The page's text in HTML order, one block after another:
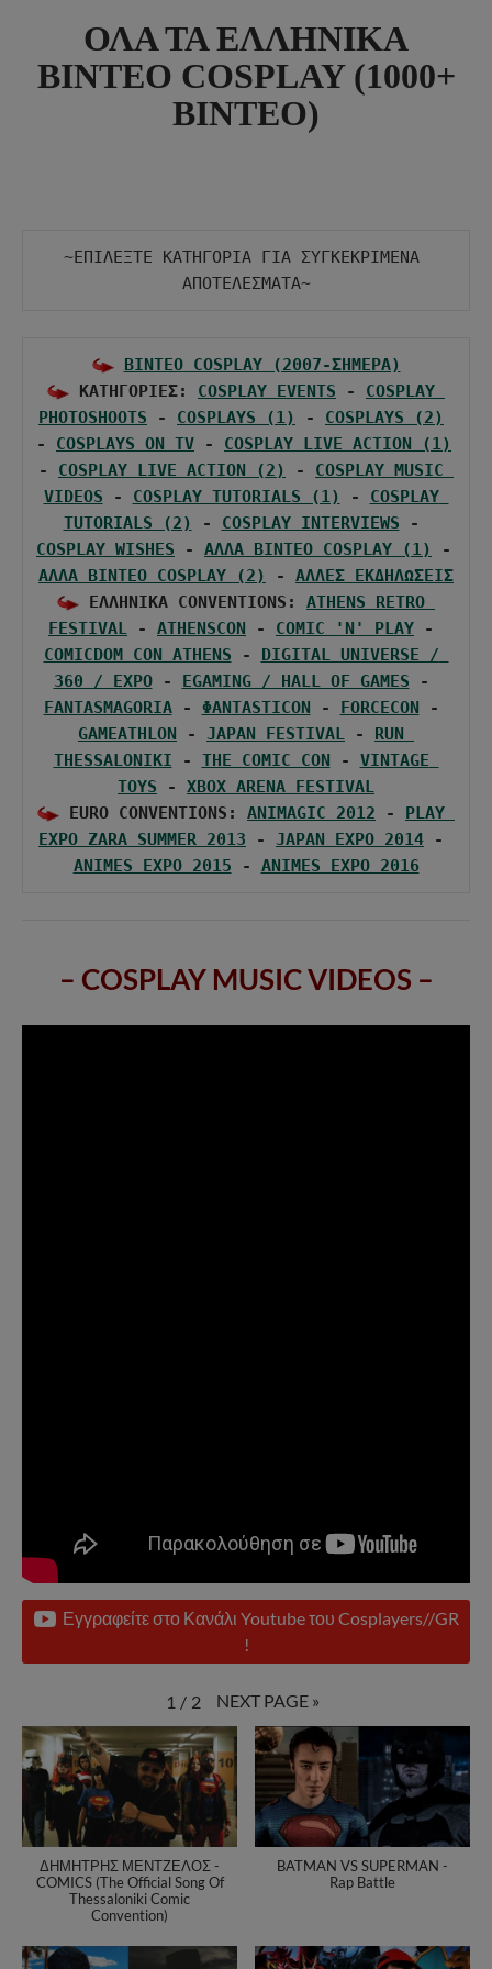
ΟΛΑ ΤΑ ΕΛΛΗΝΙΚΑ
BINTEO COSPLAY (1000+
ΒΙΝΤΕΟ)
~ΕΠΙΛΕΞΤΕ ΚΑΤΗΓΟΡΙΑ ΓΙΑ ΣΥΓΚΕΚΡΙΜΕΝΑ
ΑΠΟΤΕΛΕΣΜΑΤΑ~
BINTEO COSPLAY (2007-ΣΗΜΕΡΑ)
ΚΑΤΗΓΟΡΙΕΣ: COSPLAY EVENTS - COSPLAY
PHOTOSHOOTS - COSPLAYS (1) - COSPLAYS (2)
- COSPLAYS ON TV - COSPLAY LIVE ACTION (1)
- COSPLAY LIVE ACTION (2) - COSPLAY MUSIC
VIDEOS - COSPLAY TUTORIALS (1) - COSPLAY
TUTORIALS (2) - COSPLAY INTERVIEWS
COSPLAY WISHES - ΑΛΛΑ BINTEO COSPLAY (1)
ΑΛΛΑ BINTEO COSPLAY (2)
- ΑΛΛΕΣ ΕΚΔΗΛΩΣΕΙΣ
ΕΛΛΗΝΙΚΑ CONVENTIONS: ATHENS RETRO
FESTIVAL - ATHENSCON - COMIC 'N' PLAY
COMICDOM CON ATHENS - DIGITAL UNIVERSE /
360 / EXPO - EGAMING / HALL OF GAMES
FANTASMAGORIA - ΦANTASTICON - FORCECON
GAMEATHLON - JAPAN FESTIVAL - RUN
THESSALONIKI - THE COMIC CON - VINTAGE
TOYS - XBOX ARENA FESTIVAL
EURO CONVENTIONS: ANIMAGIC 2012 - PLAY
EXPO ZARA SUMMER 2013 - JAPAN EXPO 2014
ANIMES EXPO 2015 - ANIMES EXPO 2016
– COSPLAY MUSIC VIDEOS –
Εγγραφείτε στο Κανάλι Youtube του Cosplayers//GR
!
1 / 2 NEXT PAGE »
ΔΗΜΗΤΡΗΣ ΜΕΝΤΖΕΛΟΣ -
COMICS (The Official Song Of
Thessaloniki Comic
Convention)
BATMAN VS SUPERMAN -
Rap Battle